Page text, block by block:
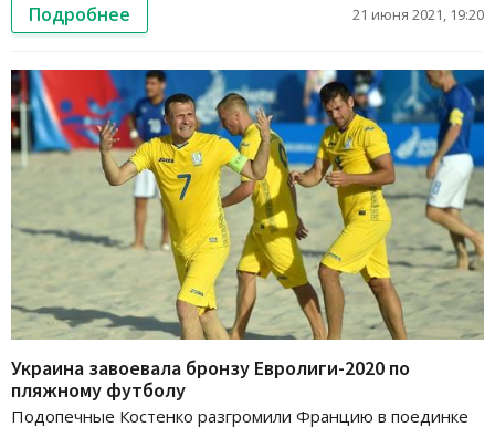
Подробнее 21 июня 2021, 19:20
Украина завоевала бронзу Евролиги-2020 по
пляжному футболу
Подопечные Костенко разгромили Францию в поединке